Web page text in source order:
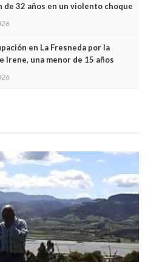
de 32 años en un violento choque
en La Fresneda por la
Irene, una menor de 15 años